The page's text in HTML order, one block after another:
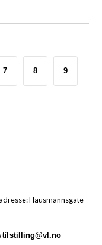
7 8 9
Hausmannsgate
til stilling@vl.no